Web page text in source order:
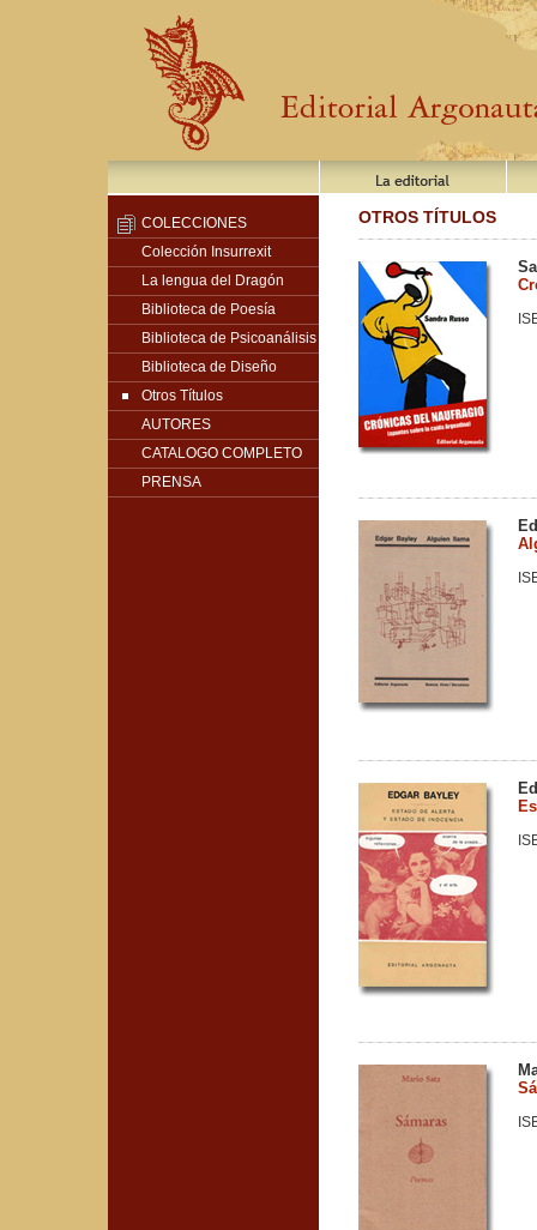
COLECCIONES
Colección Insurrexit
La lengua del Dragón
Biblioteca de Poesía
Biblioteca de Psicoanálisis
Biblioteca de Diseño
Otros Títulos
AUTORES
CATALOGO COMPLETO
PRENSA
OTROS TÍTULOS